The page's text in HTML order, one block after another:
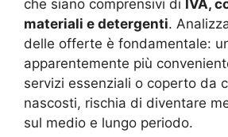
che siano comprensivi di IVA,
materiali e detergenti.
delle offerte è fondamentale:
apparentemente più
servizi essenziali o coperto da
nascosti, rischia di diventare
sul medio e lungo periodo.